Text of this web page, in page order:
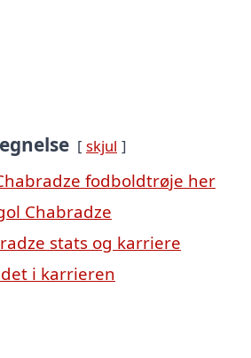
skjul
fodboldtrøje her
Chabradze
stats og karriere
i karrieren